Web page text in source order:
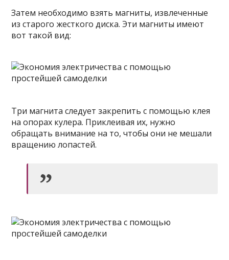
Затем необходимо взять магниты, извлеченные
из старого жесткого диска. Эти магниты имеют
вот такой вид:
Три магнита следует закрепить с помощью клея
на опорах кулера. Приклеивая их, нужно
обращать внимание на то, чтобы они не мешали
вращению лопастей.